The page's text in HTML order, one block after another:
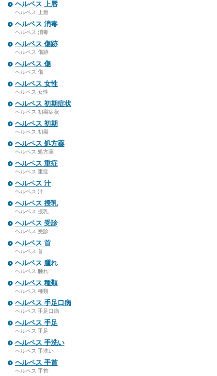
ヘルペス 上唇
ヘルペス 上唇
ヘルペス 消毒
ヘルペス 消毒
ヘルペス 傷跡
ヘルペス 傷跡
ヘルペス 傷
ヘルペス 傷
ヘルペス 女性
ヘルペス 女性
ヘルペス 初期症状
ヘルペス 初期症状
ヘルペス 初期
ヘルペス 初期
ヘルペス 処方薬
ヘルペス 処方薬
ヘルペス 重症
ヘルペス 重症
ヘルペス 汁
ヘルペス 汁
ヘルペス 授乳
ヘルペス 授乳
ヘルペス 受診
ヘルペス 受診
ヘルペス 首
ヘルペス 首
ヘルペス 腫れ
ヘルペス 腫れ
ヘルペス 種類
ヘルペス 種類
ヘルペス 手足口病
ヘルペス 手足口病
ヘルペス 手足
ヘルペス 手足
ヘルペス 手洗い
ヘルペス 手洗い
ヘルペス 手首
ヘルペス 手首